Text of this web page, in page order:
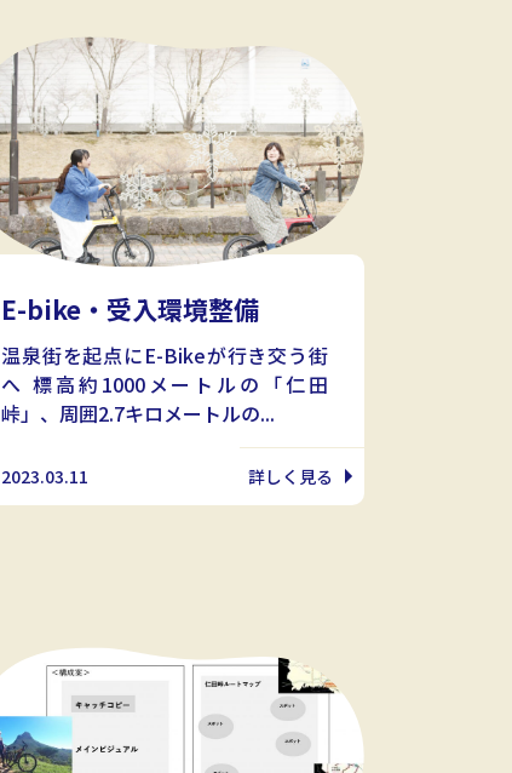
E-bike・受入環境整備
温泉街を起点にE-Bikeが行き交う街
へ 標高約1000メートルの「仁田
峠」、周囲2.7キロメートルの...
2023.03.11 詳しく見る